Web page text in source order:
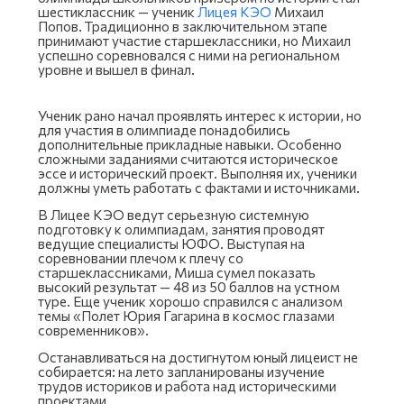
шестиклассник — ученик Лицея КЭО Михаил
Попов. Традиционно в заключительном этапе
принимают участие старшеклассники, но Михаил
успешно соревновался с ними на региональном
уровне и вышел в финал.
Ученик рано начал проявлять интерес к истории, но
для участия в олимпиаде понадобились
дополнительные прикладные навыки. Особенно
сложными заданиями считаются историческое
эссе и исторический проект. Выполняя их, ученики
должны уметь работать с фактами и источниками.
В Лицее КЭО ведут серьезную системную
подготовку к олимпиадам, занятия проводят
ведущие специалисты ЮФО. Выступая на
соревновании плечом к плечу со
старшеклассниками, Миша сумел показать
высокий результат — 48 из 50 баллов на устном
туре. Еще ученик хорошо справился с анализом
темы «Полет Юрия Гагарина в космос глазами
современников».
Останавливаться на достигнутом юный лицеист не
собирается: на лето запланированы изучение
трудов историков и работа над историческими
проектами.